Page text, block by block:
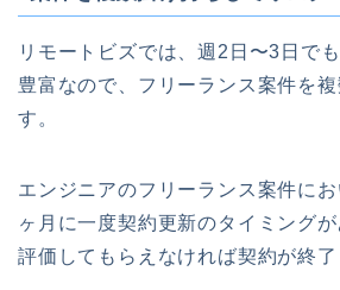
リモートビズでは、週2日〜3日で
豊富なので、フリーランス案件を
す。
エンジニアのフリーランス案件に
ヶ月に一度契約更新のタイミング
評価してもらえなければ契約が終了